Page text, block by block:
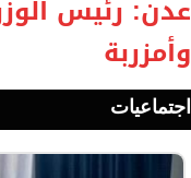
عدن: رئيس
وأمزربة
اجتماعيات